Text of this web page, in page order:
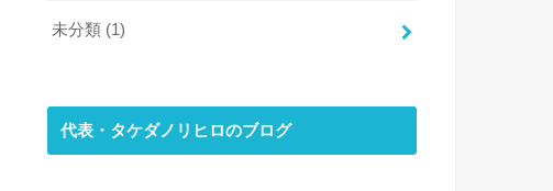
未分類 (1)
代表・タケダノリヒロのブログ